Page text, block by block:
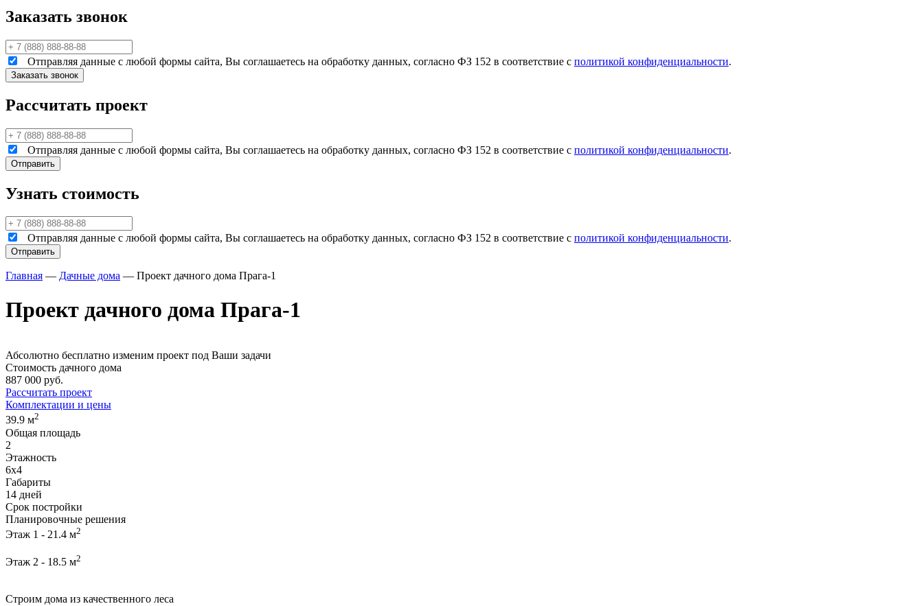
Заказать звонок
Отправляя данные с любой формы сайта, Вы соглашаетесь на обработку данных, согласно ФЗ 152 в соответствие с политикой конфиденциальности.
Рассчитать проект
Отправляя данные с любой формы сайта, Вы соглашаетесь на обработку данных, согласно ФЗ 152 в соответствие с политикой конфиденциальности.
Узнать стоимость
Отправляя данные с любой формы сайта, Вы соглашаетесь на обработку данных, согласно ФЗ 152 в соответствие с политикой конфиденциальности.
Главная — Дачные дома — Проект дачного дома Прага-1
Проект дачного дома Прага-1
Абсолютно бесплатно изменим проект под Ваши задачи
Стоимость дачного дома
887 000 руб.
Рассчитать проект
Комплектации и цены
39.9 м2
Общая площадь
2
Этажность
6х4
Габариты
14 дней
Срок постройки
Планировочные решения
Этаж 1 - 21.4 м2
Этаж 2 - 18.5 м2
Строим дома из качественного леса